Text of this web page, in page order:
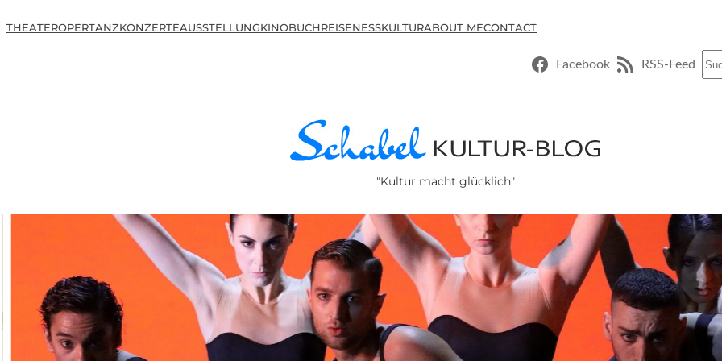
THEATEROPERTANZKONZERTEAUSSTELLUNGKINOBUCHREISENESSKULTURABOUT MECONTACT
Facebook RSS-Feed
"Kultur macht glücklich"